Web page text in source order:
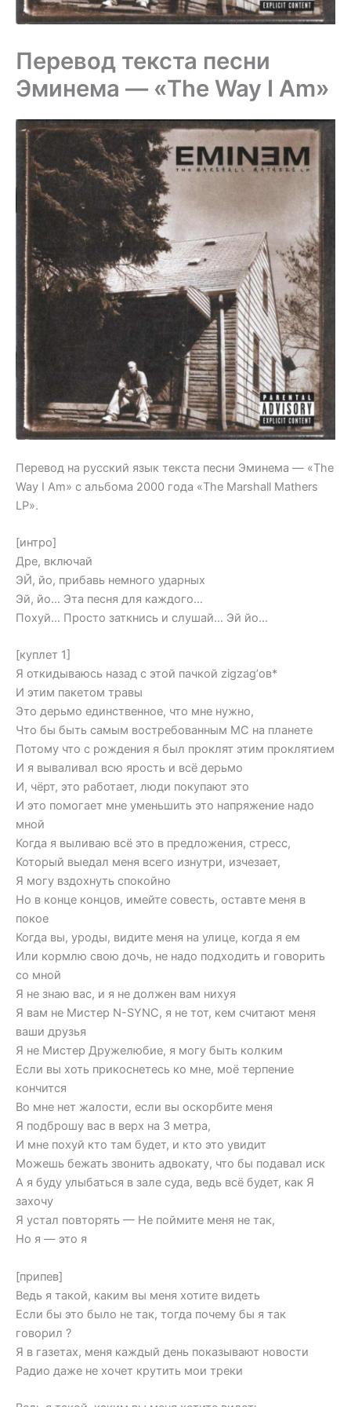
Перевод текста песни
Эминема — «The Way I Am»
Перевод на русский язык текста песни Эминема — «The
Way I Am» с альбома 2000 года «The Marshall Mathers
LP».
[интро]
Дре, включай
ЭЙ, йо, прибавь немного ударных
Эй, йо… Эта песня для каждого…
Похуй… Просто заткнись и слушай… Эй йо…
[куплет 1]
Я откидываюсь назад с этой пачкой zigzag’ов*
И этим пакетом травы
Это дерьмо единственное, что мне нужно,
Что бы быть самым востребованным МС на планете
Потому что с рождения я был проклят этим проклятием
И я вываливал всю ярость и всё дерьмо
И, чёрт, это работает, люди покупают это
И это помогает мне уменьшить это напряжение надо
мной
Когда я выливаю всё это в предложения, стресс,
Который выедал меня всего изнутри, изчезает,
Я могу вздохнуть спокойно
Но в конце концов, имейте совесть, оставте меня в
покое
Когда вы, уроды, видите меня на улице, когда я ем
Или кормлю свою дочь, не надо подходить и говорить
со мной
Я не знаю вас, и я не должен вам нихуя
Я вам не Мистер N-SYNC, я не тот, кем считают меня
ваши друзья
Я не Мистер Дружелюбие, я могу быть колким
Если вы хоть прикоснетесь ко мне, моё терпение
кончится
Во мне нет жалости, если вы оскорбите меня
Я подброшу вас в верх на 3 метра,
И мне похуй кто там будет, и кто это увидит
Можешь бежать звонить адвокату, что бы подавал иск
А я буду улыбаться в зале суда, ведь всё будет, как Я
захочу
Я устал повторять — Не поймите меня не так,
Но я — это я
[припев]
Ведь я такой, каким вы меня хотите видеть
Если бы это было не так, тогда почему бы я так
говорил ?
Я в газетах, меня каждый день показывают новости
Радио даже не хочет крутить мои треки